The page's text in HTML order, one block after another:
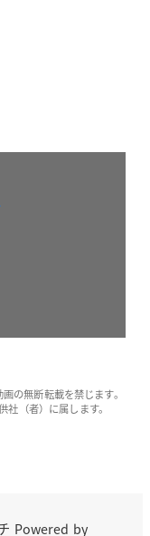
の無断転載を禁じます。
（者）に属します。
Powered by